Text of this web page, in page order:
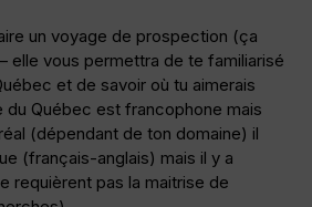
un voyage de prospection (ça
elle vous permettra de te familiarisé
et de savoir où tu aimerais
du Québec est francophone mais
(dépendant de ton domaine) il
(français-anglais) mais il y a
requièrent pas la maitrise de